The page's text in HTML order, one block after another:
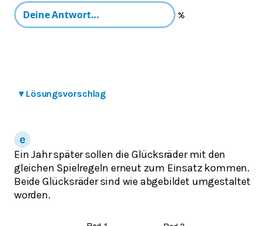
%
▾ Lösungsvorschlag
Ein Jahr später sollen die Glücksräder mit den
gleichen Spielregeln erneut zum Einsatz kommen.
Beide Glücksräder sind wie abgebildet umgestaltet
worden.